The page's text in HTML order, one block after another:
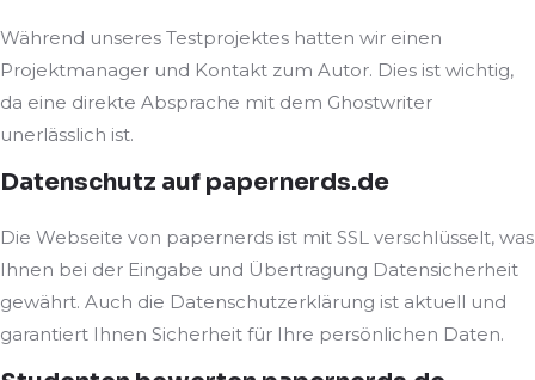
Während unseres Testprojektes hatten wir einen
Projektmanager und Kontakt zum Autor. Dies ist wichtig,
da eine direkte Absprache mit dem Ghostwriter
unerlässlich ist.
Datenschutz auf papernerds.de
Die Webseite von papernerds ist mit SSL verschlüsselt, was
Ihnen bei der Eingabe und Übertragung Datensicherheit
gewährt. Auch die Datenschutzerklärung ist aktuell und
garantiert Ihnen Sicherheit für Ihre persönlichen Daten.